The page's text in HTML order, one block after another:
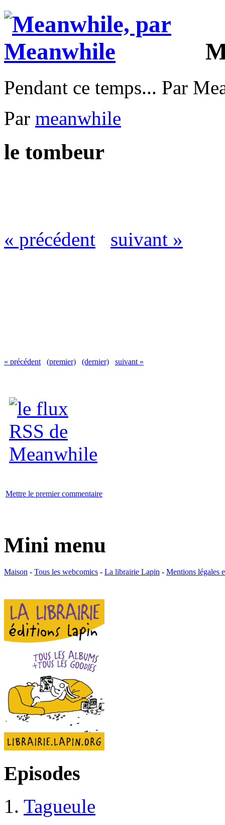
Pendant ce temps... Par
Par meanwhile
le tombeur
« précédent suivant »
« précédent (premier) (dernier) suivant »
Mettre le premier commentaire
Mini menu
Maison - Tous les webcomics - La librairie Lapin - Mentions légales
Episodes
1. Tagueule